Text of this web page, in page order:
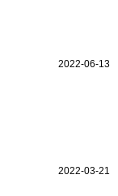
2022-06-13
2022-03-21